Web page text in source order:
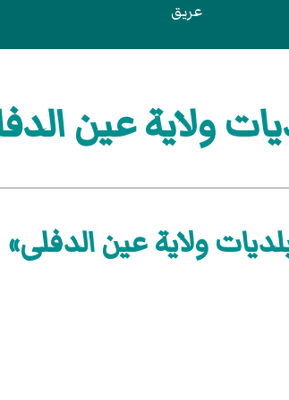
عريق
ولاية عين
ولاية عين الدفلى»